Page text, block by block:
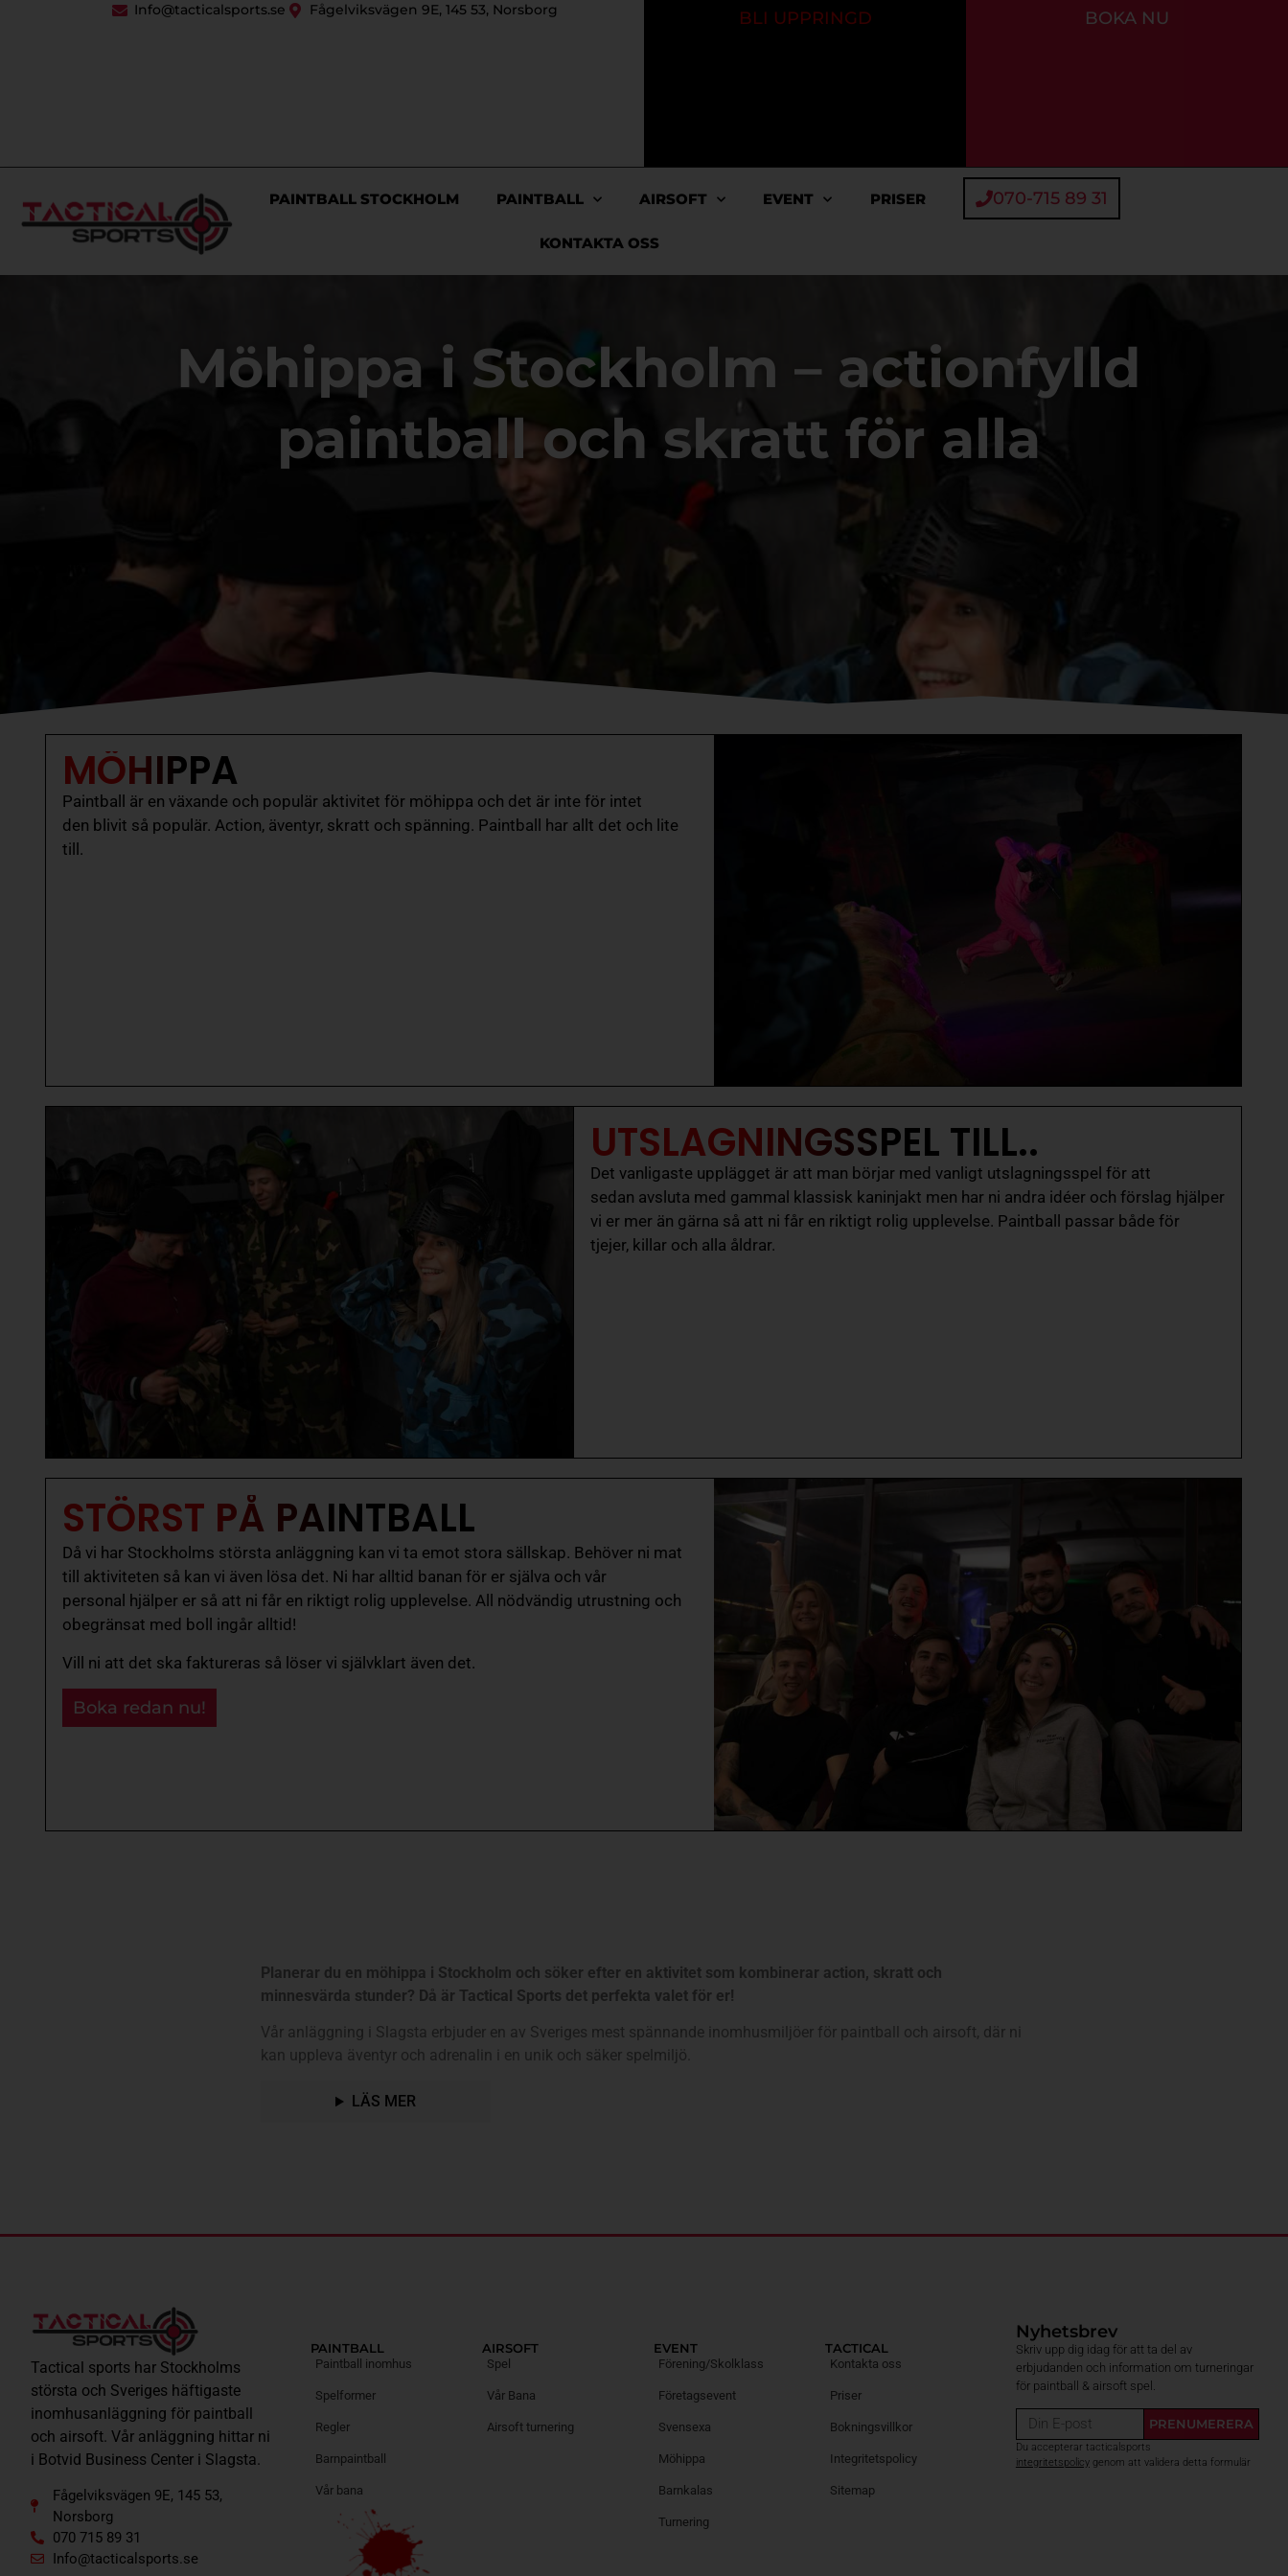
Info@tacticalsports.se Fågelviksvägen 9E, 145 53, Norsborg BLI UPPRINGD BOKA NU
PAINTBALL STOCKHOLM PAINTBALL AIRSOFT EVENT PRISER
KONTAKTA OSS
070-715 89 31
Möhippa i Stockholm – actionfylld
paintball och skratt för alla
MÖHIPPA
Paintball är en växande och populär aktivitet för möhippa och det är inte för intet
den blivit så populär. Action, äventyr, skratt och spänning. Paintball har allt det och lite
till.
UTSLAGNINGSSPEL TILL..
Det vanligaste upplägget är att man börjar med vanligt utslagningsspel för att
sedan avsluta med gammal klassisk kaninjakt men har ni andra idéer och förslag hjälper
vi er mer än gärna så att ni får en riktigt rolig upplevelse. Paintball passar både för
tjejer, killar och alla åldrar.
STÖRST PÅ PAINTBALL
Då vi har Stockholms största anläggning kan vi ta emot stora sällskap. Behöver ni mat
till aktiviteten så kan vi även lösa det. Ni har alltid banan för er själva och vår
personal hjälper er så att ni får en riktigt rolig upplevelse. All nödvändig utrustning och
obegränsat med boll ingår alltid!
Vill ni att det ska faktureras så löser vi självklart även det.
Boka redan nu!
Planerar du en möhippa i Stockholm och söker efter en aktivitet som kombinerar action, skratt och
minnesvärda stunder? Då är Tactical Sports det perfekta valet för er!
Vår anläggning i Slagsta erbjuder en av Sveriges mest spännande inomhusmiljöer för paintball och airsoft, där ni
kan uppleva äventyr och adrenalin i en unik och säker spelmiljö.
LÄS MER
Tactical sports har Stockholms
största och Sveriges häftigaste
inomhusanläggning för paintball
och airsoft. Vår anläggning hittar ni
i Botvid Business Center i Slagsta.
Fågelviksvägen 9E, 145 53,
Norsborg
070 715 89 31
Info@tacticalsports.se
PAINTBALL
Paintball inomhus
Spelformer
Regler
Barnpaintball
Vår bana
AIRSOFT
Spel
Vår Bana
Airsoft turnering
EVENT
Förening/Skolklass
Företagsevent
Svensexa
Möhippa
Barnkalas
Turnering
TACTICAL
Kontakta oss
Priser
Bokningsvillkor
Integritetspolicy
Sitemap
Nyhetsbrev
Skriv upp dig idag för att ta del av
erbjudanden och information om turneringar
för paintball & airsoft spel.
PRENUMERERA
Du accepterar tacticalsports
integritetspolicygenom att validera detta formulär